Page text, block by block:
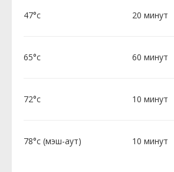
47°c 20 минут
65°c 60 минут
72°c 10 минут
78°c (мэш-аут) 10 минут